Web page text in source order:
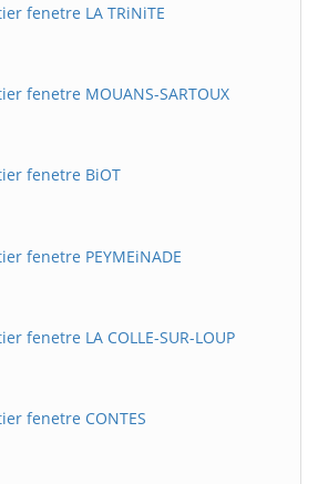
fenetre LA TRiNiTE
fenetre MOUANS-SARTOUX
fenetre BiOT
fenetre PEYMEiNADE
fenetre LA COLLE-SUR-LOUP
fenetre CONTES